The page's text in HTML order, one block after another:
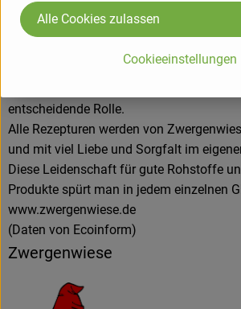
Erhaltung der Sortenvielfalt für
Rolle beim Einkauf der kontrolliert
regionalen Bio-Landbaus und ein enger
entscheidende Rolle.
Alle Rezepturen werden von
und mit viel Liebe und Sorgfalt im
Diese Leidenschaft für gute Rohstoffe
Produkte spürt man in jedem einzelnen
www.zwergenwiese.de
(Daten von Ecoinform)
Zwergenwiese
Cookieeinstellungen
Alle Cookies zulassen